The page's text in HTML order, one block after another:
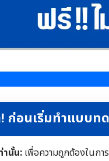
ก่อนเริ่มทำแบบท
านั้น: เพื่อความถูกต้องในกา